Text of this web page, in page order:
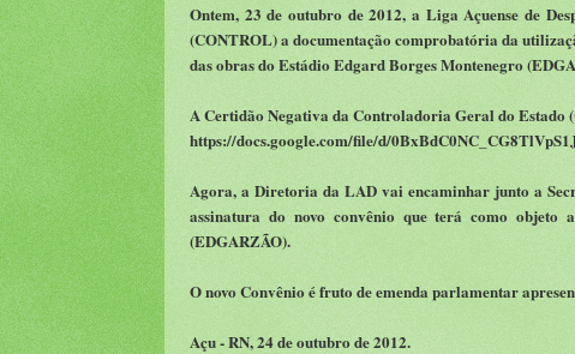
Ontem, 23 de outubro de 2012, a Liga Açuense de
(CONTROL) a documentação comprobatória da
das obras do Estádio Edgard Borges Montenegro
A Certidão Negativa da Controladoria Geral do Estado
https://docs.google.com/file/d/
Agora, a Diretoria da LAD vai encaminhar junto a
assinatura do novo convênio que terá como objeto
(EDGARZÃO).
O novo Convênio é fruto de emenda parlamentar
Açu - RN, 24 de outubro de 2012.